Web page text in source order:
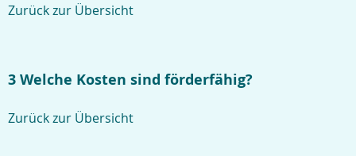
Zurück zur Übersicht
3 Welche Kosten sind förderfähig?
Zurück zur Übersicht